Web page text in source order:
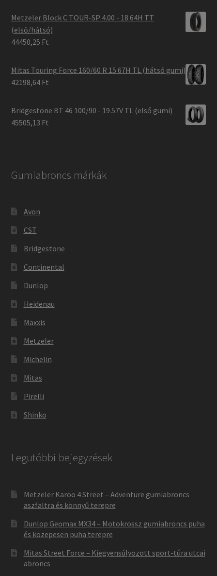
Metzeler Block C TOUR-SP 4.00 - 18 64H TT
(első/hátsó)
44450,25 Ft
Mitas Touring Force 160/60 R 15 67H TL (hátsó gumi)
42198,64 Ft
Bridgestone BT 46 100/90 - 19 57V TL (első gumi)
45505,13 Ft
Gumiabroncs márkák
Avon
CST
Bridgestone
Continental
Dunlop
Heidenau
Maxxis
Metzeler
Michelin
Mitas
Pirelli
Shinko
Legutóbbi bejegyzések
Metzeler Karoo 4 Street – Adventure gumiabroncs
aszfaltra és könnyű terepre
Dunlop Geomax MX34 – Motokrossz gumiabroncs puha
és közepesen puha terepre
Mitas Street Force – Kiegyensúlyozott sport-túra utcai
abroncs